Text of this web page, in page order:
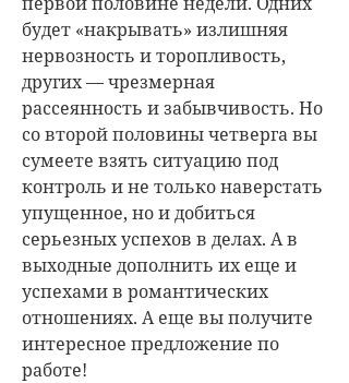
будет «накрывать» излишняя
нервозность и торопливость,
других — чрезмерная
рассеянность и забывчивость. Но
со второй половины четверга вы
сумеете взять ситуацию под
контроль и не только наверстать
упущенное, но и добиться
серьезных успехов в делах. А в
выходные дополнить их еще и
успехами в романтических
отношениях. А еще вы получите
интересное предложение по
работе!